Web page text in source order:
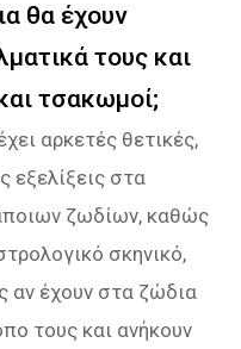
θα έχουν
τους και
τσακωμοί;
αρκετές θετικές,
εξελίξεις στα
ζωδίων, καθώς
σκηνικό,
αν έχουν στα ζώδια
τους και ανήκουν